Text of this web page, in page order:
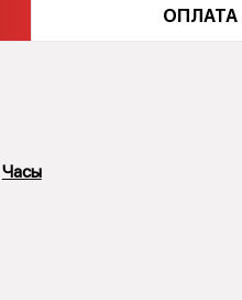
ОПЛАТА
Часы